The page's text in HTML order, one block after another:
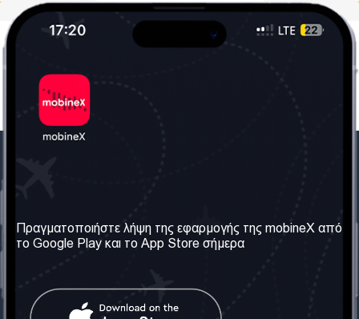
Σχετικά με εμάς
Οι Υπηρεσίες μας
Όροι & Προϋποθέσεις
Πολιτική Απορρήτου
Επικοινωνήστε μαζί μας Κοινωνικά Δίκτυα
Πραγματοποιήστε λήψη της εφαρμογής της mobineX από
το Google Play και το App Store σήμερα